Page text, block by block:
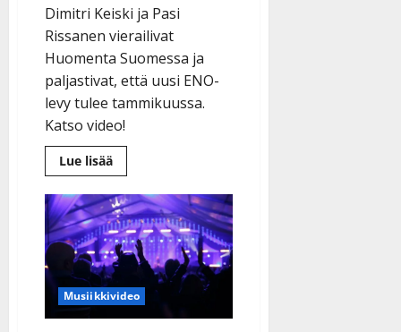
Dimitri Keiski ja Pasi
Rissanen vierailivat
Huomenta Suomessa ja
paljastivat, että uusi ENO-
levy tulee tammikuussa.
Katso video!
Lue lisääLue
lisää
Suora
tv-
lähetys
jäi
vaivaamaan
–
Dimitri
Keiski
ja
Pasi
Rissanen
Musiikkivideo